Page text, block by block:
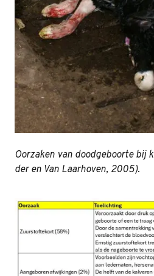
Oorzaken van doodgeboorte bij
der en Van Laarhoven, 2005).